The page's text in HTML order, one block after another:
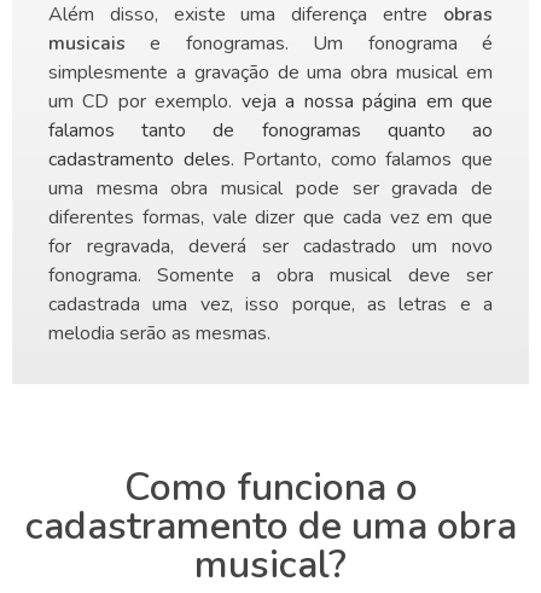
Além disso, existe uma diferença entre obras
musicaise fonogramas. Um fonograma é
simplesmente a gravação de uma obra musical em
um CD por exemplo. veja a nossa página em que
falamos tanto de fonogramas quanto ao
cadastramento deles. Portanto, como falamos que
uma mesma obra musical pode ser gravada de
diferentes formas, vale dizer que cada vez em que
for regravada, deverá ser cadastrado um novo
fonograma. Somente a obra musical deve ser
cadastrada uma vez, isso porque, as letras e a
melodia serão as mesmas.
Como funciona o
cadastramento de uma obra
musical?